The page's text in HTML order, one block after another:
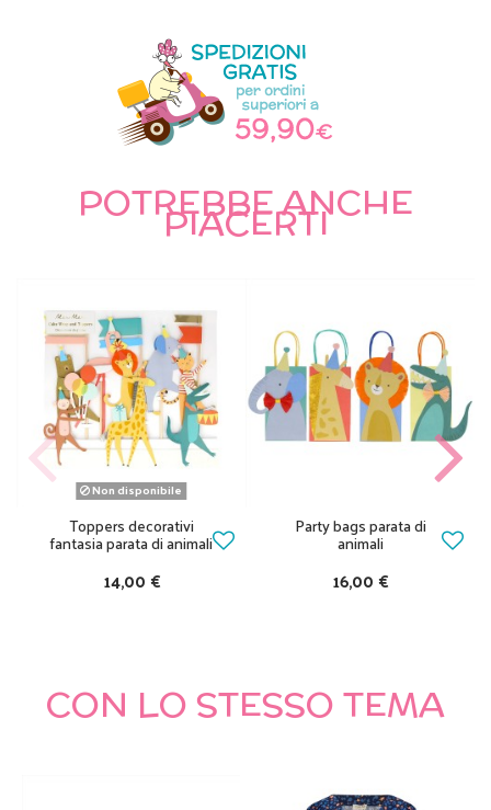
POTREBBE ANCHE
PIACERTI
Non disponibile
Toppers decorativi
fantasia parata di animali
14,00 €
Party bags parata di
animali
16,00 €
CON LO STESSO TEMA